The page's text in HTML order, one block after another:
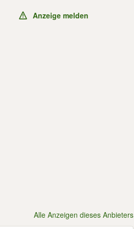
Anzeige melden
Alle Anzeigen dieses Anbieters